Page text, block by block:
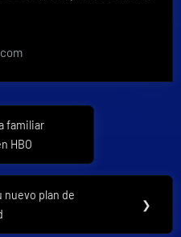
familiar
HBO
nuevo plan de
❯